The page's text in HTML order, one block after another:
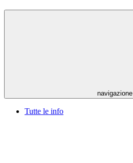
navigazione
Tutte le info